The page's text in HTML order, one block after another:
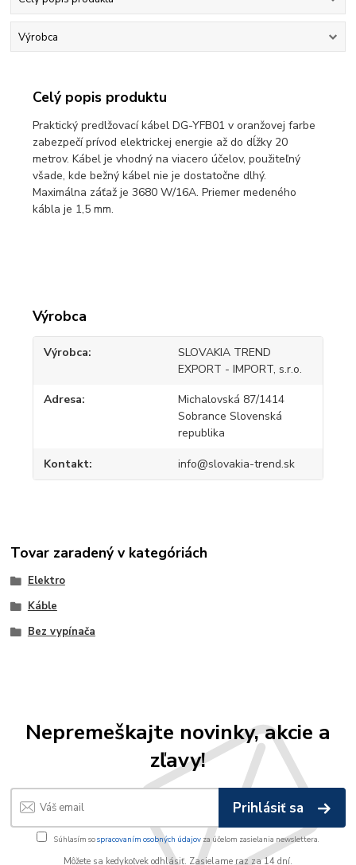
Výrobca
Celý popis produktu
Praktický predlžovací kábel DG-YFB01 v oranžovej farbe
zabezpečí prívod elektrickej energie až do dĺžky 20
metrov. Kábel je vhodný na viacero účelov, použiteľný
všade, kde bežný kábel nie je dostatočne dlhý.
Maximálna záťaž je 3680 W/16A. Priemer medeného
kábla je 1,5 mm.
Výrobca
Výrobca
SLOVAKIA TREND
EXPORT - IMPORT, s.r.o.
Adresa
Michalovská 87/1414
Sobrance Slovenská
republika
Kontakt info@slovakia-trend.sk
Tovar zaradený v kategóriách
Elektro
Káble
Bez vypínača
Nepremeškajte novinky, akcie a
zľavy!
Prihlásiť sa
Súhlasím sospracovaním osobných údajov za účelom zasielania newslettera.
Môžete sa kedykoľvek odhlásiť. Zasielame raz za 14 dní.